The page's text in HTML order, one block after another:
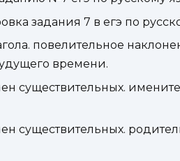
задания 7 в егэ по
повелительное
времени.
существительных.
существительных.